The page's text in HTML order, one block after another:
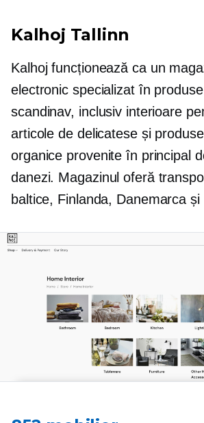
Kalhoj Tallinn
Kalhoj funcționează ca un
electronic specializat în
scandinav, inclusiv interioare
articole de delicatese și
organice provenite în principal
danezi. Magazinul oferă
baltice, Finlanda, Danemarca